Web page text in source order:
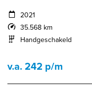
2021
35.568 km
Handgeschakeld
v.a. 242 p/m